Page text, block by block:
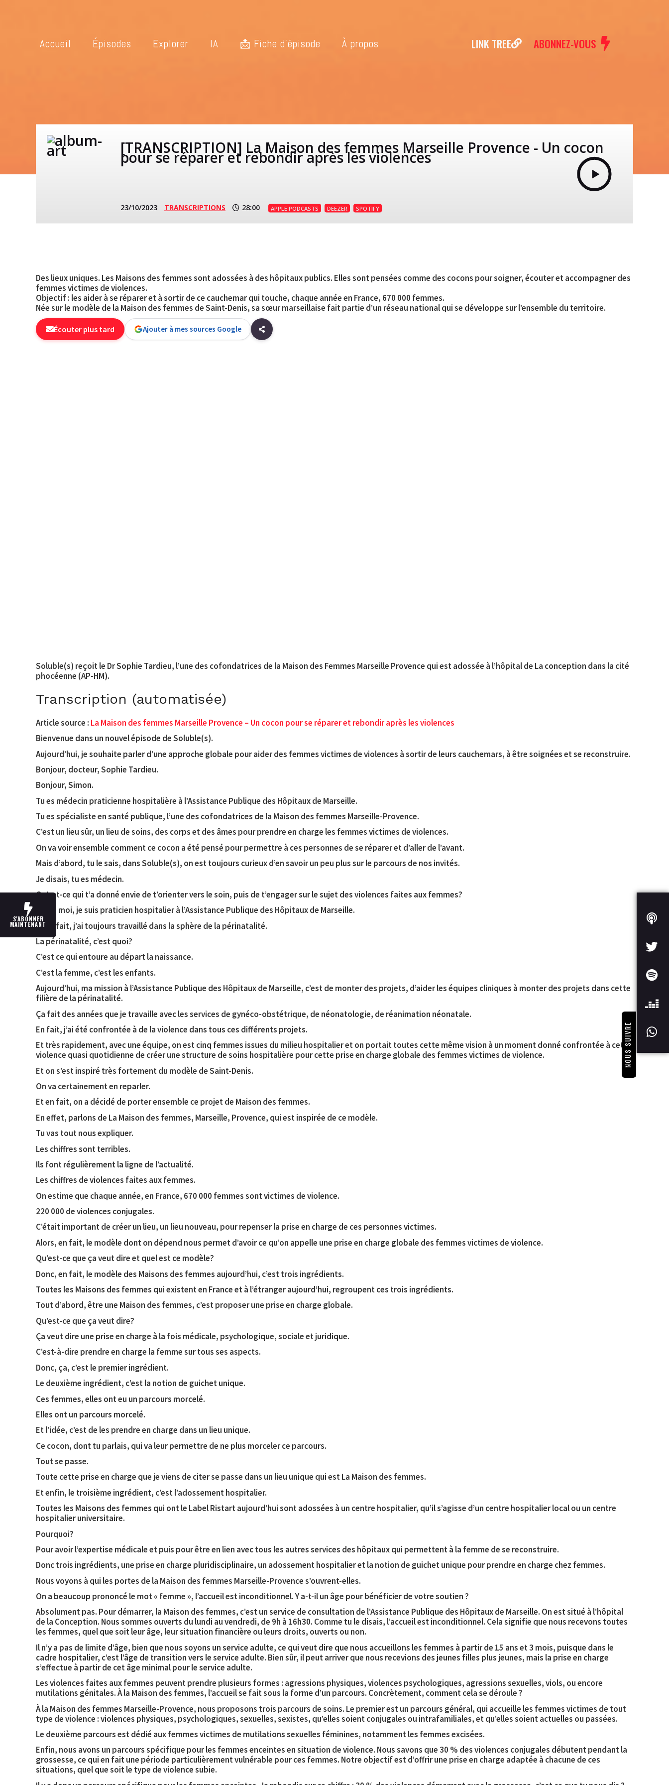
Accueil Épisodes Explorer IA 📩 Fiche d’épisode À propos LINK TREE ABONNEZ-VOUS
NOUS SUIVRE
S'ABONNER
MAINTENANT
[TRANSCRIPTION] La Maison des femmes Marseille Provence - Un cocon
pour se réparer et rebondir après les violences
23/10/2023 TRANSCRIPTIONS 28:00 APPLE PODCASTS DEEZER SPOTIFY
Des lieux uniques. Les Maisons des femmes sont adossées à des hôpitaux publics. Elles sont pensées comme des cocons pour soigner, écouter et accompagner des
femmes victimes de violences.
Objectif : les aider à se réparer et à sortir de ce cauchemarqui touche, chaque année en France, 670 000 femmes.
Née sur le modèle de la Maison des femmes de Saint-Denis, sa sœur marseillaise fait partie d’un réseau national qui se développe sur l’ensemble du territoire.
Écouter plus tard Ajouter à mes sources Google
Soluble(s) reçoit le Dr Sophie Tardieu, l’une des cofondatrices de la Maison des Femmes Marseille Provence qui est adossée à l’hôpital de La conception dans la cité
phocéenne (AP-HM).
Transcription (automatisée)
Article source : La Maison des femmes Marseille Provence – Un cocon pour se réparer et rebondir après les violences
Bienvenue dans un nouvel épisode de Soluble(s).
Aujourd’hui, je souhaite parler d’une approche globale pour aider des femmes victimes de violences à sortir de leurs cauchemars, à être soignées et se reconstruire.
Bonjour, docteur, Sophie Tardieu.
Bonjour, Simon.
Tu es médecin praticienne hospitalière à l’Assistance Publique des Hôpitaux de Marseille.
Tu es spécialiste en santé publique, l’une des cofondatrices de la Maison des femmes Marseille-Provence.
C’est un lieu sûr, un lieu de soins, des corps et des âmes pour prendre en charge les femmes victimes de violences.
On va voir ensemble comment ce cocon a été pensé pour permettre à ces personnes de se réparer et d’aller de l’avant.
Mais d’abord, tu le sais, dans Soluble(s), on est toujours curieux d’en savoir un peu plus sur le parcours de nos invités.
Je disais, tu es médecin.
Qu’est-ce qui t’a donné envie de t’orienter vers le soin, puis de t’engager sur le sujet des violences faites aux femmes?
Alors, moi, je suis praticien hospitalier à l’Assistance Publique des Hôpitaux de Marseille.
Et en fait, j’ai toujours travaillé dans la sphère de la périnatalité.
La périnatalité, c’est quoi?
C’est ce qui entoure au départ la naissance.
C’est la femme, c’est les enfants.
Aujourd’hui, ma mission à l’Assistance Publique des Hôpitaux de Marseille, c’est de monter des projets, d’aider les équipes cliniques à monter des projets dans cette
filière de la périnatalité.
Ça fait des années que je travaille avec les services de gynéco-obstétrique, de néonatologie, de réanimation néonatale.
En fait, j’ai été confrontée à de la violence dans tous ces différents projets.
Et très rapidement, avec une équipe, on est cinq femmes issues du milieu hospitalier et on portait toutes cette même vision à un moment donné confrontée à cette
violence quasi quotidienne de créer une structure de soins hospitalière pour cette prise en charge globale des femmes victimes de violence.
Et on s’est inspiré très fortement du modèle de Saint-Denis.
On va certainement en reparler.
Et en fait, on a décidé de porter ensemble ce projet de Maison des femmes.
En effet, parlons de La Maison des femmes, Marseille, Provence, qui est inspirée de ce modèle.
Tu vas tout nous expliquer.
Les chiffres sont terribles.
Ils font régulièrement la ligne de l’actualité.
Les chiffres de violences faites aux femmes.
On estime que chaque année, en France, 670 000 femmes sont victimes de violence.
220 000 de violences conjugales.
C’était important de créer un lieu, un lieu nouveau, pour repenser la prise en charge de ces personnes victimes.
Alors, en fait, le modèle dont on dépend nous permet d’avoir ce qu’on appelle une prise en charge globale des femmes victimes de violence.
Qu’est-ce que ça veut dire et quel est ce modèle?
Donc, en fait, le modèle des Maisons des femmes aujourd’hui, c’est trois ingrédients.
Toutes les Maisons des femmes qui existent en France et à l’étranger aujourd’hui, regroupent ces trois ingrédients.
Tout d’abord, être une Maison des femmes, c’est proposer une prise en charge globale.
Qu’est-ce que ça veut dire?
Ça veut dire une prise en charge à la fois médicale, psychologique, sociale et juridique.
C’est-à-dire prendre en charge la femme sur tous ses aspects.
Donc, ça, c’est le premier ingrédient.
Le deuxième ingrédient, c’est la notion de guichet unique.
Ces femmes, elles ont eu un parcours morcelé.
Elles ont un parcours morcelé.
Et l’idée, c’est de les prendre en charge dans un lieu unique.
Ce cocon, dont tu parlais, qui va leur permettre de ne plus morceler ce parcours.
Tout se passe.
Toute cette prise en charge que je viens de citer se passe dans un lieu unique qui est La Maison des femmes.
Et enfin, le troisième ingrédient, c’est l’adossement hospitalier.
Toutes les Maisons des femmes qui ont le Label Ristart aujourd’hui sont adossées à un centre hospitalier, qu’il s’agisse d’un centre hospitalier local ou un centre
hospitalier universitaire.
Pourquoi?
Pour avoir l’expertise médicale et puis pour être en lien avec tous les autres services des hôpitaux qui permettent à la femme de se reconstruire.
Donc trois ingrédients, une prise en charge pluridisciplinaire, un adossement hospitalier et la notion de guichet unique pour prendre en charge chez femmes.
Nous voyons à qui les portes de la Maison des femmes Marseille-Provence s’ouvrent-elles.
On a beaucoup prononcé le mot « femme », l’accueil est inconditionnel. Y a-t-il un âge pour bénéficier de votre soutien ?
Absolument pas. Pour démarrer, la Maison des femmes, c’est un service de consultation de l’Assistance Publique des Hôpitaux de Marseille. On est situé à l’hôpital
de la Conception. Nous sommes ouverts du lundi au vendredi, de 9h à 16h30. Comme tu le disais, l’accueil est inconditionnel. Cela signifie que nous recevons toutes
les femmes, quel que soit leur âge, leur situation financière ou leurs droits, ouverts ou non.
Il n’y a pas de limite d’âge, bien que nous soyons un service adulte, ce qui veut dire que nous accueillons les femmes à partir de 15 ans et 3 mois, puisque dans le
cadre hospitalier, c’est l’âge de transition vers le service adulte. Bien sûr, il peut arriver que nous recevions des jeunes filles plus jeunes, mais la prise en charge
s’effectue à partir de cet âge minimal pour le service adulte.
Les violences faites aux femmes peuvent prendre plusieurs formes : agressions physiques, violences psychologiques, agressions sexuelles, viols, ou encore
mutilations génitales. À la Maison des femmes, l’accueil se fait sous la forme d’un parcours. Concrètement, comment cela se déroule ?
À la Maison des femmes Marseille-Provence, nous proposons trois parcours de soins. Le premier est un parcours général, qui accueille les femmes victimes de tout
type de violence : violences physiques, psychologiques, sexuelles, sexistes, qu’elles soient conjugales ou intrafamiliales, et qu’elles soient actuelles ou passées.
Le deuxième parcours est dédié aux femmes victimes de mutilations sexuelles féminines, notamment les femmes excisées.
Enfin, nous avons un parcours spécifique pour les femmes enceintes en situation de violence. Nous savons que 30 % des violences conjugales débutent pendant la
grossesse, ce qui en fait une période particulièrement vulnérable pour ces femmes. Notre objectif est d’offrir une prise en charge adaptée à chacune de ces
situations, quel que soit le type de violence subie.